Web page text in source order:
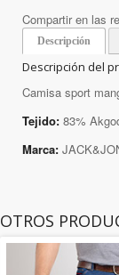
Compartir en las
Descripción
Descripción del
Camisa sport
Tejido: 83%
Marca:
OTROS